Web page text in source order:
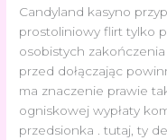
Candyland kasyno
prostoliniowy flirt tylko
osobistych
przed dołączając
ma znaczenie prawie
ogniskowej wypłaty
przedsionka . tutaj, ty